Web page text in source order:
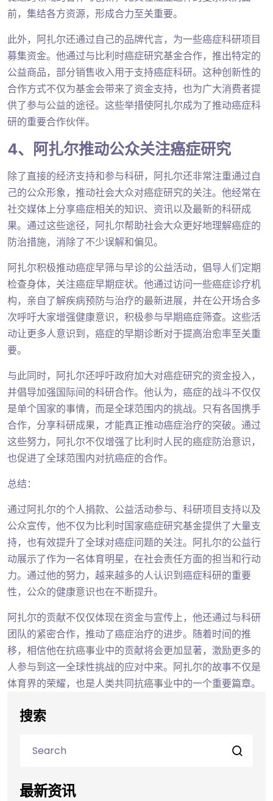
前，集结各方资源，形成合力至关重要。
此外，阿扎尔还通过自己的品牌代言，为一些癌症科研项目
募集资金。他通过与比利时癌症研究基金合作，推出特定的
公益商品，部分销售收入用于支持癌症科研。这种创新性的
合作方式不仅为基金会带来了资金支持，也为广大消费者提
供了参与公益的途径。这些举措使阿扎尔成为了推动癌症科
研的重要合作伙伴。
4、阿扎尔推动公众关注癌症研究
除了直接的经济支持和参与科研，阿扎尔还非常注重通过自
己的公众形象，推动社会大众对癌症研究的关注。他经常在
社交媒体上分享癌症相关的知识、资讯以及最新的科研成
果。通过这些途径，阿扎尔帮助社会大众更好地理解癌症的
防治措施，消除了不少误解和偏见。
阿扎尔积极推动癌症早筛与早诊的公益活动，倡导人们定期
检查身体，关注癌症早期症状。他通过访问一些癌症诊疗机
构，亲自了解疾病预防与治疗的最新进展，并在公开场合多
次呼吁大家增强健康意识，积极参与早期癌症筛查。这些活
动让更多人意识到，癌症的早期诊断对于提高治愈率至关重
要。
与此同时，阿扎尔还呼吁政府加大对癌症研究的资金投入，
并倡导加强国际间的科研合作。他认为，癌症的战斗不仅仅
是单个国家的事情，而是全球范围内的挑战。只有各国携手
合作，分享科研成果，才能真正推动癌症治疗的突破。通过
这些努力，阿扎尔不仅增强了比利时人民的癌症防治意识，
也促进了全球范围内对抗癌症的合作。
总结：
通过阿扎尔的个人捐款、公益活动参与、科研项目支持以及
公众宣传，他不仅为比利时国家癌症研究基金提供了大量支
持，也有效提升了全球对癌症问题的关注。阿扎尔的公益行
动展示了作为一名体育明星，在社会责任方面的担当和行动
力。通过他的努力，越来越多的人认识到癌症科研的重要
性，公众的健康意识也在不断提升。
阿扎尔的贡献不仅仅体现在资金与宣传上，他还通过与科研
团队的紧密合作，推动了癌症治疗的进步。随着时间的推
移，相信他在抗癌事业中的贡献将会更加显著，激励更多的
人参与到这一全球性挑战的应对中来。阿扎尔的故事不仅是
体育界的荣耀，也是人类共同抗癌事业中的一个重要篇章。
搜索
最新资讯